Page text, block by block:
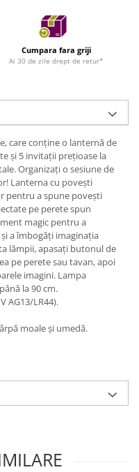
Cumpara fara griji
Ai 30 de zile drept de retur*
care conține o lanternă de
și 5 invitații prețioase la
Organizați o sesiune de
Lanterna cu povești
pentru a spune povești
pe perete spun
magic pentru a
a îmbogăți imaginația
lămpii, apasați butonul de
pe perete sau tavan, apoi
imagini. Lampa
la 90 cm.
AG13/LR44).
moale și umedă.